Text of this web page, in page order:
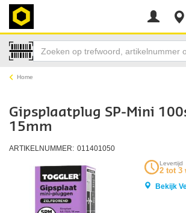
Home
Gipsplaatplug SP-Mini
15mm
ARTIKELNUMMER: 011401050
Levertijd
2 tot 3
Bekijk